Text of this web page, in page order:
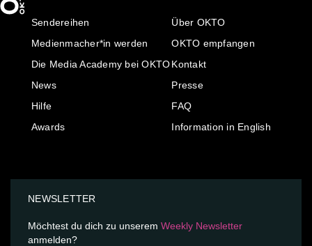
Sendereihen
Medienmacher*in werden
Die Media Academy bei OKTO
News
Hilfe
Awards
Über OKTO
OKTO empfangen
Kontakt
Presse
FAQ
Information in English
NEWSLETTER
Möchtest du dich zu unserem Weekly Newsletter
anmelden?